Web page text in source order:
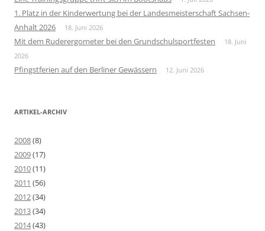
1. Platz in der Kinderwertung bei der Landesmeisterschaft Sachsen-
Anhalt 2026
18. Juni 2026
Mit dem Ruderergometer bei den Grundschulsportfesten
18. Juni
2026
Pfingstferien auf den Berliner Gewässern 12. Juni 2026
ARTIKEL-ARCHIV
2008(8)
2009(17)
2010(11)
2011 (56)
2012(34)
2013(34)
2014(43)